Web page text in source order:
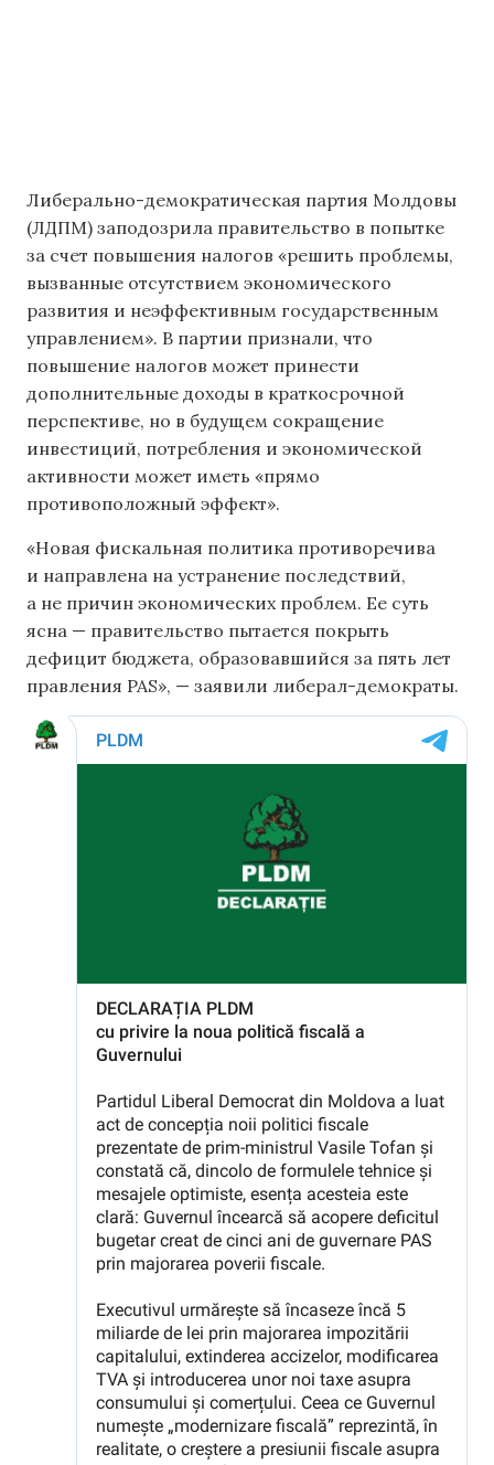
Либерально-демократическая партия Молдовы
(ЛДПМ) заподозрила правительство в попытке
за счет повышения налогов «решить проблемы,
вызванные отсутствием экономического
развития и неэффективным государственным
управлением». В партии признали, что
повышение налогов может принести
дополнительные доходы в краткосрочной
перспективе, но в будущем сокращение
инвестиций, потребления и экономической
активности может иметь «прямо
противоположный эффект».
«Новая фискальная политика противоречива
и направлена ​​на устранение последствий,
а не причин экономических проблем. Ее суть
ясна — правительство пытается покрыть
дефицит бюджета, образовавшийся за пять лет
правления PAS», — заявили либерал-демократы.